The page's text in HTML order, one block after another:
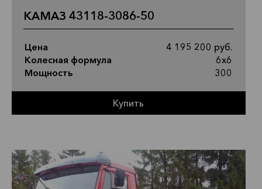
КАМАЗ 43118-3086-50
Цена
4 195 200 руб.
Колесная формула
6х6
Мощность
300
Купить